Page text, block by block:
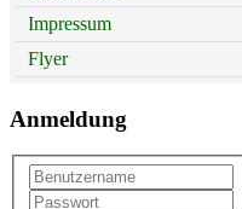
Impressum
Flyer
Anmeldung